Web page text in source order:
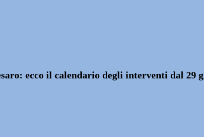
ecco il calendario degli interventi dal 29